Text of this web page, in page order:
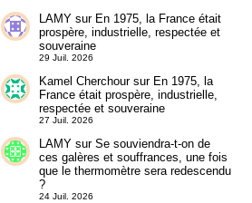
LAMYsur En 1975, la France était
prospère, industrielle, respectée et
souveraine
29 Juil. 2026
Kamel Cherchoursur En 1975, la
France était prospère, industrielle,
respectée et souveraine
27 Juil. 2026
LAMYsur Se souviendra-t-on de
ces galères et souffrances, une fois
que le thermomètre sera redescendu
?
24 Juil. 2026